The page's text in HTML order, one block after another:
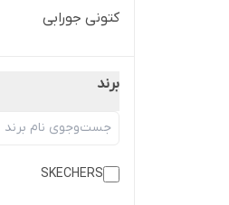
کتونی جورابی
برند
SKECHERS